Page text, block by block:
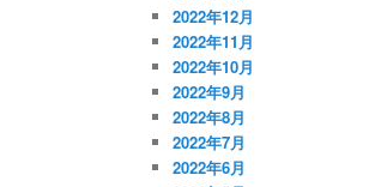
2022年12月
2022年11月
2022年10月
2022年9月
2022年8月
2022年7月
2022年6月